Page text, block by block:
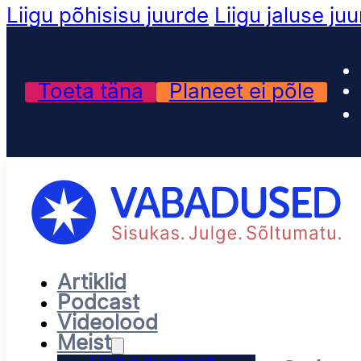
Liigu põhisisu juurde Liigu jaluse
Toeta täna Planeet ei põle
Artiklid
Podcast
Videolood
Meist